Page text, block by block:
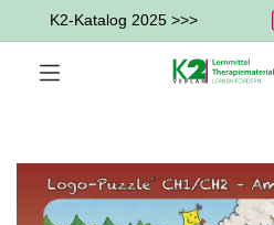
K2-Katalog 2025 >>>